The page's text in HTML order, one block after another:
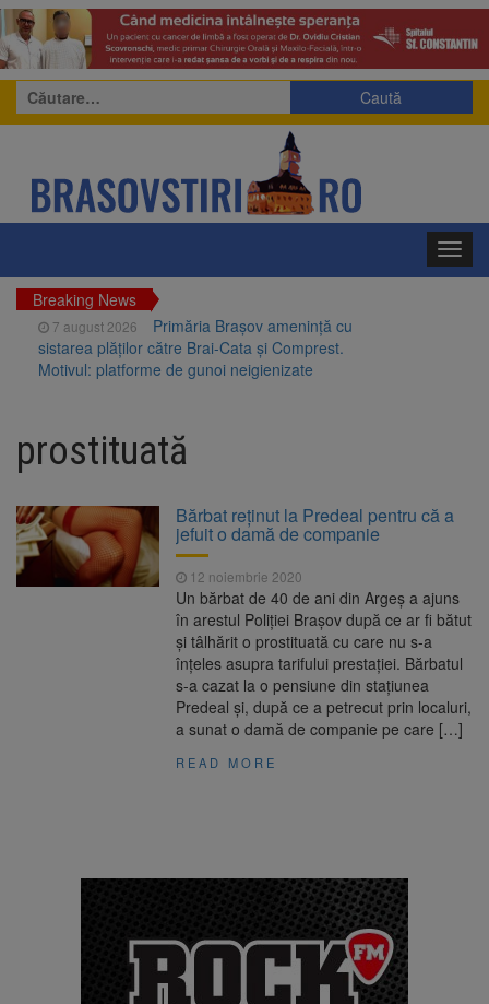
Caută
după:
Breaking News
7 august 2026
Primăria Brașov amenință cu
sistarea plăților către Brai-Cata și Comprest.
Motivul: platforme de gunoi neigienizate
Piața Star din Brașov au fost demolate
Tâmpa intră în renovare. Contract de peste 1
milion de lei și termen de trei luni
7 august 2026
Unul dintre cele mai mari
parcuri ale Brașovului va fi amenajat în
Bartolomeu-Avantgarden. Contractul a fost
Aplicarea tarifelor pentru
rovinietă și TollRo va începe la 1 octombrie
Dosar de evaziune fiscală de
prostituată
Bărbat reținut la Predeal pentru că a
jefuit o damă de companie
12 noiembrie 2020
Un bărbat de 40 de ani din Argeș a ajuns
în arestul Poliției Brașov după ce ar fi bătut
și tâlhărit o prostituată cu care nu s-a
înțeles asupra tarifului prestației. Bărbatul
s-a cazat la o pensiune din stațiunea
Predeal și, după ce a petrecut prin localuri,
a sunat o damă de companie pe care […]
READ MORE